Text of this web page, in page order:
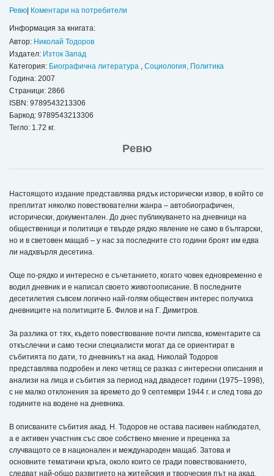
Ревю Коментари на потребители
Информация за книгата:
Автор: Николай Тодоров
Издател: Изток Запад
Категория: Биографична литература , Социология, Политика
Година: 2007
Страници: 2866
ISBN: 9789543213306
Баркод: 9789543213306
Тегло: 1.72 кг.
Ревю
Настоящото издание представлява рядък исторически извор, в който се
преплитат няколко повествователни жанра – автобиографичен,
исторически, документален. До днес публикуването на дневници на
общественици и политици e твърде рядко явление не само в български,
но и в световен мащаб – у нас за последните сто години броят им едва
ли надхвърля десетина.
Още по-рядко и интересно е съчетанието, когато човек едновременно е
водил дневник и е написал своето животоописание. В последните
десетилетия съвсем логично най-голям обществен интерес получиха
дневниците на политиците Б. Филов и на Г. Димитров.
За разлика от тях, където повествование почти липсва, коментарите са
откъслечни и само тесни специалисти могат да се ориентират в
събитията по дати, то дневникът на акад. Николай Тодоров
представлява подробен и леко четящ се разказ с интересни описания и
анализи на лица и събития за период над двадесет години (1975–1998),
с не малко отклонения за времето до 9 септември 1944 г. и след това до
годините на водене на дневника.
В описваните събития акад. Н. Тодоров не остава пасивен наблюдател,
а е активен участник със свое собствено мнение и преценка за
случващото се в национален и международен мащаб. Затова и
основните тематични кръга, около които се гради повествованието,
следват най-общо развитието на житейския и творческия път на акад.